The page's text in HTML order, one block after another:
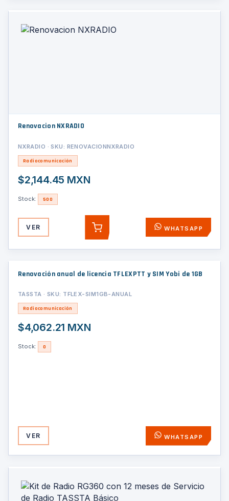
Renovacion NXRADIO
NXRADIO · SKU: RENOVACIONNXRADIO
Radiocomunicación
$2,144.45 MXN
Stock: 500
VER AGREGAR WHATSAPP
Renovación anual de licencia TFLEXPTT y SIM Yobi de 1GB
TASSTA · SKU: TFLEX-SIM1GB-ANUAL
Radiocomunicación
$4,062.21 MXN
Stock: 0
VER WHATSAPP